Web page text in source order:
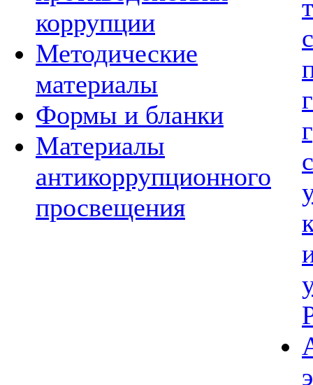
коррупции
Методические
материалы
Формы и бланки
Материалы
антикоррупционного
просвещения